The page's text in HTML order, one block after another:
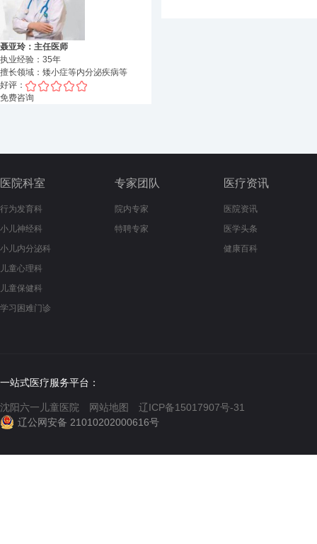
聂亚玲：主任医师
执业经验： 35年
擅长领域： 矮小症等内分泌疾病等
好评：
免费咨询
医院科室
行为发育科
小儿神经科
小儿内分泌科
儿童心理科
儿童保健科
学习困难门诊
专家团队
院内专家
特聘专家
医疗资讯
医院资讯
医学头条
健康百科
一站式医疗服务平台：
沈阳六一儿童医院 网站地图
辽ICP备15017907号-31
辽公网安备 21010202000616号